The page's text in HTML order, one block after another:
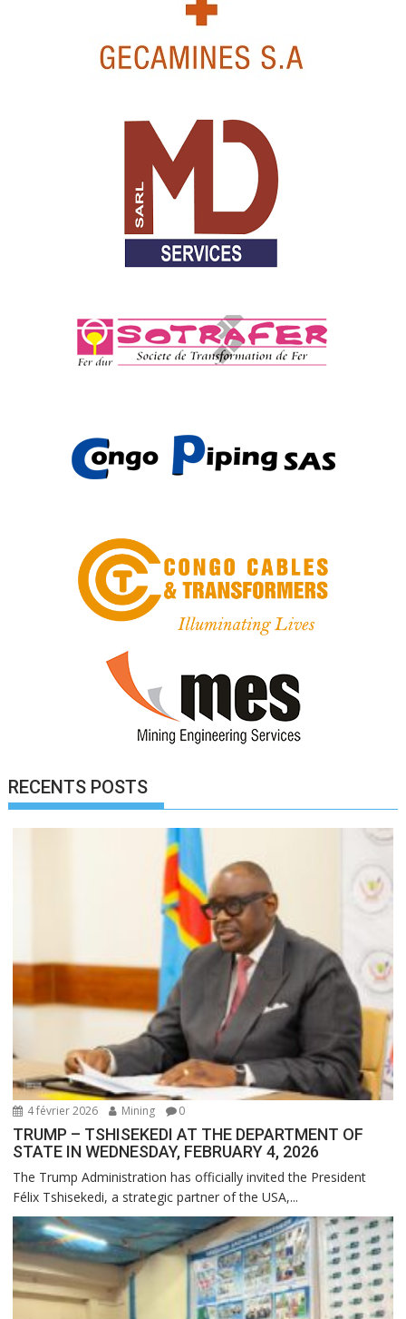
RECENTS POSTS
4 février 2026 Mining 0
TRUMP – TSHISEKEDI AT THE DEPARTMENT OF
STATE IN WEDNESDAY, FEBRUARY 4, 2026
The Trump Administration has officially invited the President
Félix Tshisekedi, a strategic partner of the USA,...